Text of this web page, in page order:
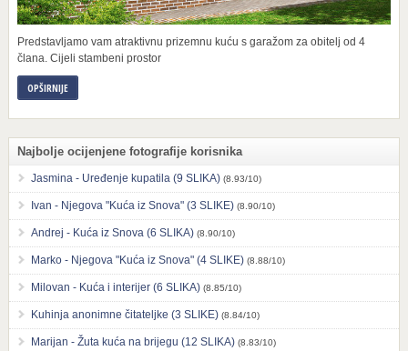
Predstavljamo vam atraktivnu prizemnu kuću s garažom za obitelj od 4
člana. Cijeli stambeni prostor
OPŠIRNIJE
Najbolje ocijenjene fotografije korisnika
Jasmina - Uređenje kupatila (9 SLIKA) (8.93/10)
Ivan - Njegova "Kuća iz Snova" (3 SLIKE) (8.90/10)
Andrej - Kuća iz Snova (6 SLIKA) (8.90/10)
Marko - Njegova "Kuća iz Snova" (4 SLIKE) (8.88/10)
Milovan - Kuća i interijer (6 SLIKA) (8.85/10)
Kuhinja anonimne čitateljke (3 SLIKE) (8.84/10)
Marijan - Žuta kuća na brijegu (12 SLIKA) (8.83/10)